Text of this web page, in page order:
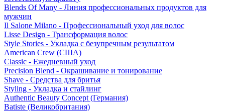
Blends Of Many - Линия профессиональных продуктов для
мужчин
Il Salone Milano - Профессиональный уход для волос
Lisse Design - Трансформация волос
Style Stories - Укладка с безупречным результатом
American Crew (США)
Classic - Ежедневный уход
Precision Blend - Окрашивание и тонирование
Shave - Средства для бритья
Styling - Укладка и стайлинг
Authentic Beauty Concept (Германия)
Batiste (Великобритания)